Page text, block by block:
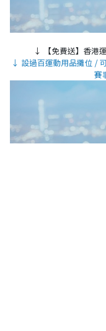
↓ 【免費送】香港
↓ 設過百運動用品攤位 /
賽